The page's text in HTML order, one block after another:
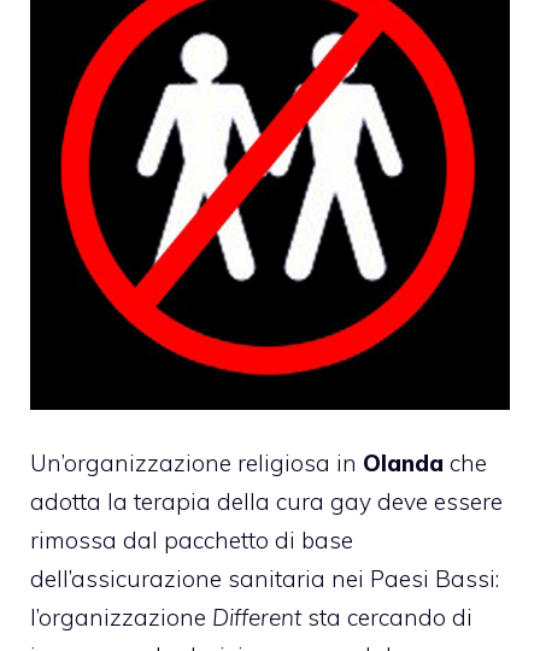
Un’organizzazione religiosa in Olanda che
adotta la terapia della cura gay deve essere
rimossa dal pacchetto di base
dell’assicurazione sanitaria nei Paesi Bassi:
l’organizzazione Differentsta cercando di